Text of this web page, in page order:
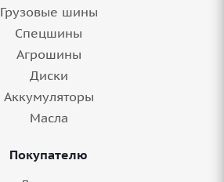
Грузовые шины
Спецшины
Агрошины
Диски
Аккумуляторы
Масла
Покупателю